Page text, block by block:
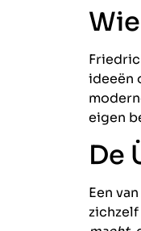
ideeën
eigen
De
Een